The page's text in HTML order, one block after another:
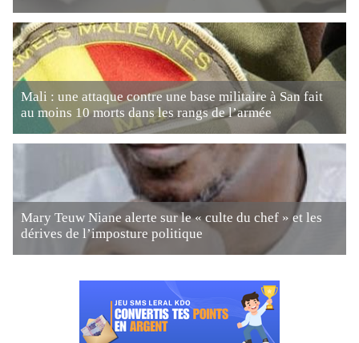
Mali : une attaque contre une base militaire à San fait
au moins 10 morts dans les rangs de l’armée
Mary Teuw Niane alerte sur le « culte du chef » et les
dérives de l’imposture politique